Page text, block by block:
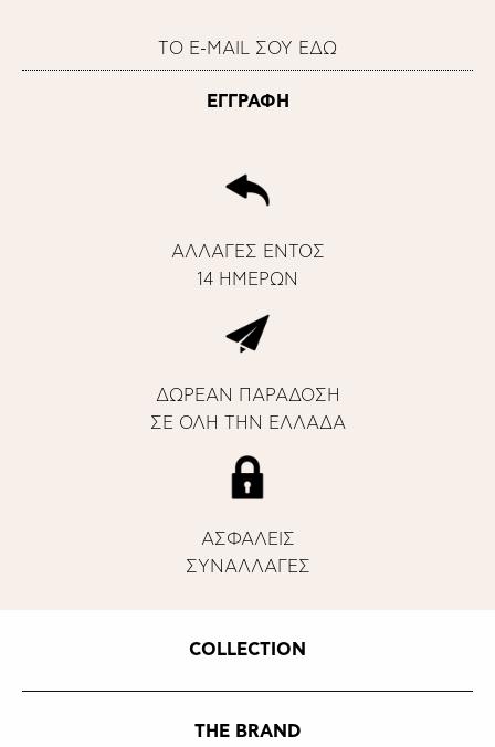
ΑΛΛΑΓΕΣ ΕΝΤΟΣ
14 ΗΜΕΡΩΝ
ΔΩΡΕΑΝ ΠΑΡΑΔΟΣΗ
ΣΕ ΟΛΗ ΤΗΝ ΕΛΛΑΔΑ
ΑΣΦΑΛΕΙΣ
ΣΥΝΑΛΛΑΓΕΣ
COLLECTION
THE BRAND